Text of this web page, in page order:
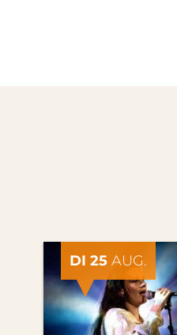
DI 25 AUG.